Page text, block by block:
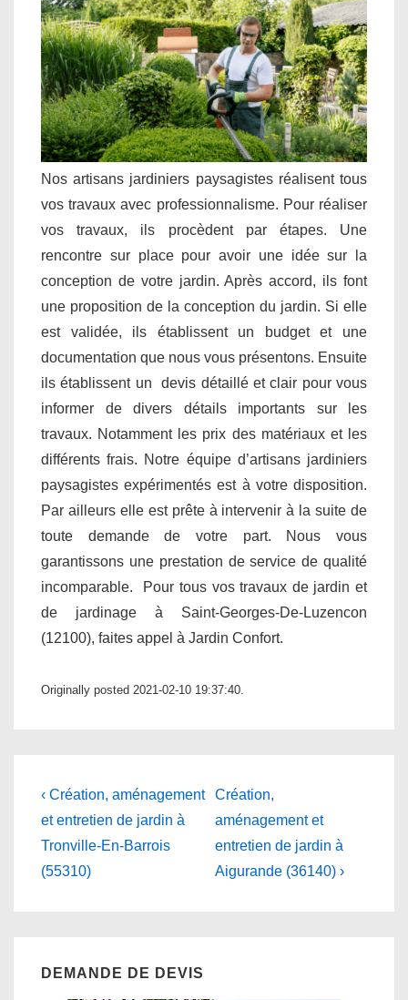
Nos artisans jardiniers paysagistes réalisent tous
vos travaux avec professionnalisme. Pour réaliser
vos travaux, ils procèdent par étapes. Une
rencontre sur place pour avoir une idée sur la
conception de votre jardin. Après accord, ils font
une proposition de la conception du jardin. Si elle
est validée, ils établissent un budget et une
documentation que nous vous présentons. Ensuite
ils établissent un devis détaillé et clair pour vous
informer de divers détails importants sur les
travaux. Notamment les prix des matériaux et les
différents frais. Notre équipe d’artisans jardiniers
paysagistes expérimentés est à votre disposition.
Par ailleurs elle est prête à intervenir à la suite de
toute demande de votre part. Nous vous
garantissons une prestation de service de qualité
incomparable. Pour tous vos travaux de jardin et
de jardinage à Saint-Georges-De-Luzencon
(12100), faites appel à Jardin Confort.
Originally posted 2021-02-10 19:37:40.
Navigation
de
l’article
Previous
Post
is
‹ Création, aménagement
et entretien de jardin à
Tronville-En-Barrois
(55310)
Next
Post
is
Création,
aménagement et
entretien de jardin à
Aigurande (36140) ›
DEMANDE DE DEVIS